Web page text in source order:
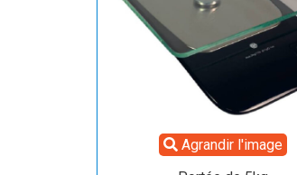
Agrandir l'image